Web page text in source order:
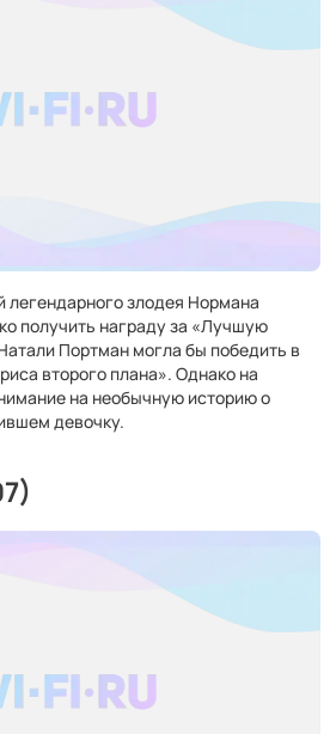
злодея Нормана
получить награду за «Лучшую
Портман могла бы победить в
второго плана». Однако на
на необычную историю о
девочку.